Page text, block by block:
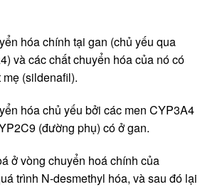
hóa chính tại gan (chủ yếu qua
và các chất chuyển hóa của nó có
(sildenafil).
hóa chủ yếu bởi các men CYP3A4
(đường phụ) có ở gan.
ở vòng chuyển hoá chính của
trình N-desmethyl hóa, và sau đó lại